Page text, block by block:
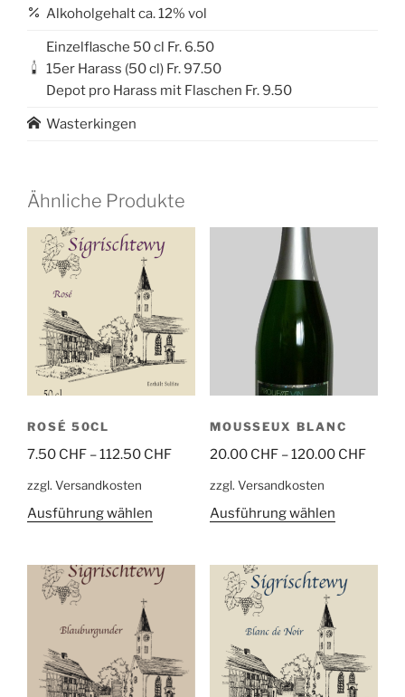
Alkoholgehalt ca. 12% vol
Einzelflasche 50 cl Fr. 6.50
15er Harass (50 cl) Fr. 97.50
Depot pro Harass mit Flaschen Fr. 9.50
Wasterkingen
Ähnliche Produkte
ROSÉ 50CL
7.50 CHF –112.50 CHF
zzgl. Versandkosten
Ausführung wählen
mehrere
Optionen
können
MOUSSEUX BLANC
20.00 CHF–120.00 CHF
zzgl. Versandkosten
Ausführung wählenDieses
mehrere
Varianten
Die
Optionen
können